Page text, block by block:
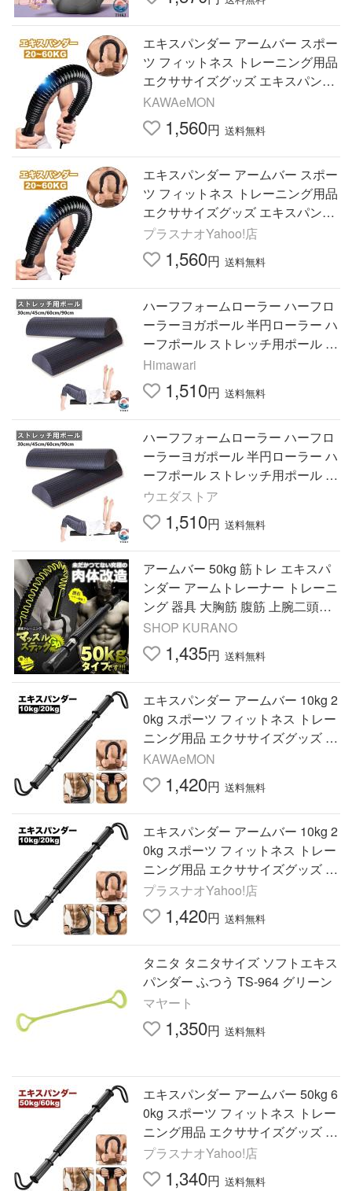
エキスパンダー アームバー スポー
ツ フィットネス トレーニング用品
エクササイズグッズ エキスパンダ
ー 上半身 胸筋 上腕二頭筋 広背筋
筋トレ 負
KAWAeMON
1,560円 送料無料
エキスパンダー アームバー スポー
ツ フィットネス トレーニング用品
エクササイズグッズ エキスパンダ
ー 上半身 胸筋 上腕二頭筋 広背筋
筋トレ 負
プラスナオYahoo!店
1,560円 送料無料
ハーフフォームローラー ハーフロ
ーラーヨガポール 半円ローラー ハ
ーフポール ストレッチ用ポール 使
いやすい おすすめ 人気 注目アイ
テム 便利グッズ
Himawari
1,510円 送料無料
ハーフフォームローラー ハーフロ
ーラーヨガポール 半円ローラー ハ
ーフポール ストレッチ用ポール ピ
ラティスとヨガ用品 スポーツ フィ
ットネス
ウエダストア
1,510円 送料無料
アームバー 50kg 筋トレ エキスパ
ンダー アームトレーナー トレーニ
ング 器具 大胸筋 腹筋 上腕二頭筋
広背筋 バネ スプリング 腕力 筋肉
フィットネス グッズ
SHOP KURANO
1,435円 送料無料
エキスパンダー アームバー 10kg 2
0kg スポーツ フィットネス トレー
ニング用品 エクササイズグッズ エ
キスパンダー 上半身 胸筋 上腕二
頭筋
KAWAeMON
1,420円 送料無料
エキスパンダー アームバー 10kg 2
0kg スポーツ フィットネス トレー
ニング用品 エクササイズグッズ エ
キスパンダー 上半身 胸筋 上腕二
頭筋
プラスナオYahoo!店
1,420円 送料無料
タニタ タニタサイズ ソフトエキス
パンダー ふつう TS-964 グリーン
マヤート
1,350円 送料無料
エキスパンダー アームバー 50kg 6
0kg スポーツ フィットネス トレー
ニング用品 エクササイズグッズ エ
キスパンダー 上半身 胸筋 上腕二
頭筋
プラスナオYahoo!店
1,340円 送料無料